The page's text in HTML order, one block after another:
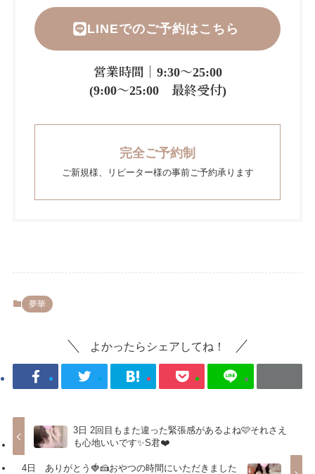
LINEでのご予約はこちら
営業時間｜9:30～25:00
(9:00～25:00 最終受付)
完全ご予約制
ご新規様、リピーター様の事前ご予約承ります
夢華
よかったらシェアしてね！
3日 2回目もまた違った緊張感があるよね🩷それさえ
も心地いいです✨S君❤️
4日 ありがとう🍓🍰おやつの時間にいただきました